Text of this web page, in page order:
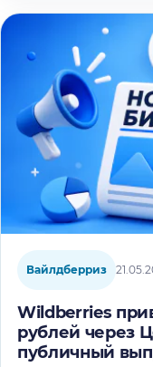
Вайлдберриз
Wildberries
рублей через
публичный